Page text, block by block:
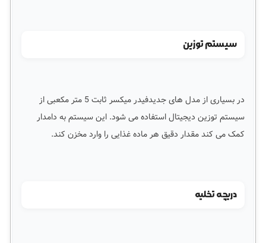
سیستم توزین
در بسیاری از مدل های جدیدفیدر میکسر ثابت 5 متر مکعبی از
سیستم توزین دیجیتال استفاده می شود. این سیستم به دامدار
کمک می کند مقدار دقیق هر ماده غذایی را وارد مخزن کند.
دریچه تخلیه